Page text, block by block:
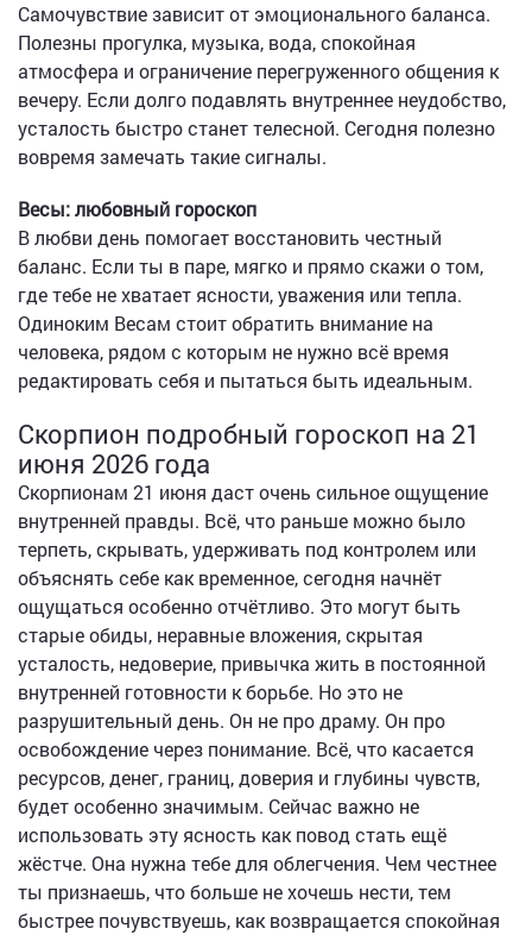
Самочувствие зависит от эмоционального баланса.
Полезны прогулка, музыка, вода, спокойная
атмосфера и ограничение перегруженного общения к
вечеру. Если долго подавлять внутреннее неудобство,
усталость быстро станет телесной. Сегодня полезно
вовремя замечать такие сигналы.
Весы: любовный гороскоп
В любви день помогает восстановить честный
баланс. Если ты в паре, мягко и прямо скажи о том,
где тебе не хватает ясности, уважения или тепла.
Одиноким Весам стоит обратить внимание на
человека, рядом с которым не нужно всё время
редактировать себя и пытаться быть идеальным.
Скорпион подробный гороскоп на 21
июня 2026 года
Скорпионам 21 июня даст очень сильное ощущение
внутренней правды. Всё, что раньше можно было
терпеть, скрывать, удерживать под контролем или
объяснять себе как временное, сегодня начнёт
ощущаться особенно отчётливо. Это могут быть
старые обиды, неравные вложения, скрытая
усталость, недоверие, привычка жить в постоянной
внутренней готовности к борьбе. Но это не
разрушительный день. Он не про драму. Он про
освобождение через понимание. Всё, что касается
ресурсов, денег, границ, доверия и глубины чувств,
будет особенно значимым. Сейчас важно не
использовать эту ясность как повод стать ещё
жёстче. Она нужна тебе для облегчения. Чем честнее
ты признаешь, что больше не хочешь нести, тем
быстрее почувствуешь, как возвращается спокойная